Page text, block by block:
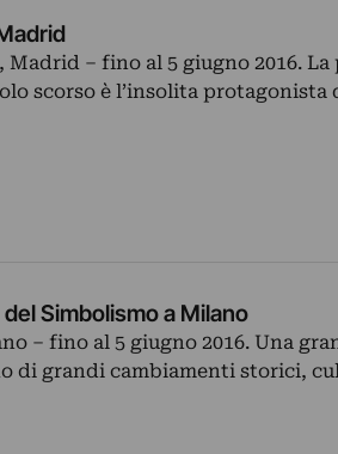
Madrid – fino al 5 giugno 2016.
scorso è l’insolita
Simbolismo a Milano
– fino al 5 giugno 2016. Una
di grandi cambiamenti storici,